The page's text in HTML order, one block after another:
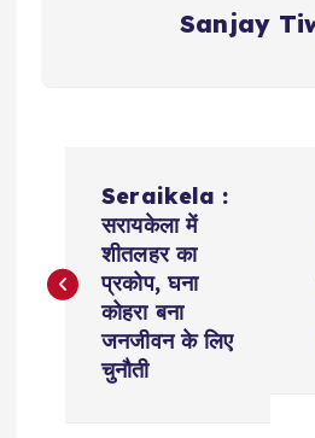
Sanjay
s
Seraikela :
सरायकेला में
शीतलहर का
प्रकोप, घना
कोहरा बना
जनजीवन के लिए
चुनौती